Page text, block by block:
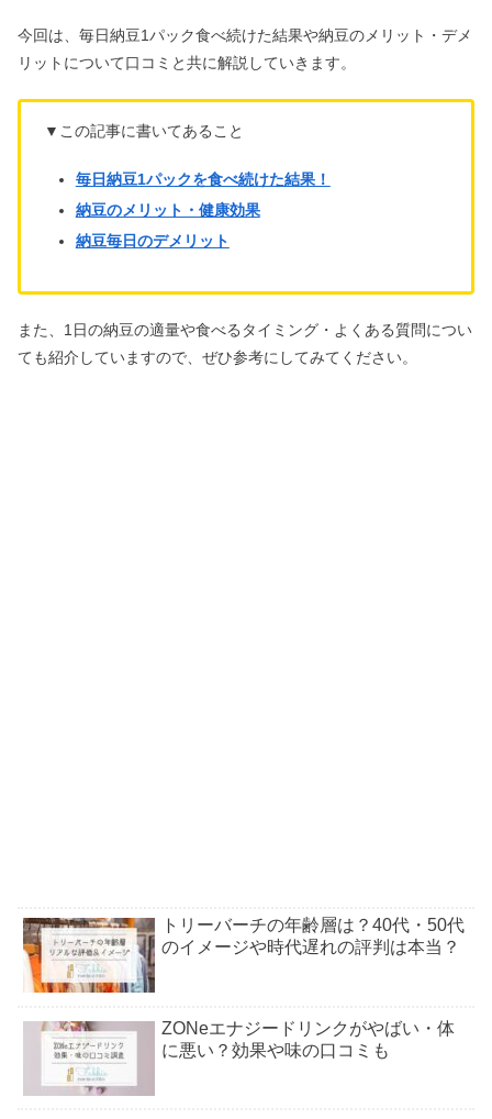
今回は、毎日納豆1パック食べ続けた結果や納豆のメリット・デメ
リットについて口コミと共に解説していきます。
▼この記事に書いてあること
毎日納豆1パックを食べ続けた結果！
納豆のメリット・健康効果
納豆毎日のデメリット
また、1日の納豆の適量や食べるタイミング・よくある質問につい
ても紹介していますので、ぜひ参考にしてみてください。
トリーバーチの年齢層は？40代・50代
のイメージや時代遅れの評判は本当？
ZONeエナジードリンクがやばい・体
に悪い？効果や味の口コミも